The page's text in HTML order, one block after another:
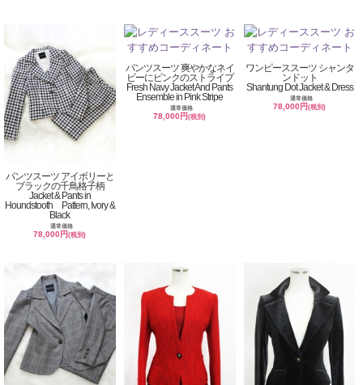
パンツスーツ アイボリーと
ブラックの千鳥格子柄
Jacket & Pants in
Houndstooth Pattern, Ivory &
Black
通常価格
78,000円(税別)
パンツスーツ 爽やかなネイ
ビーにピンクのストライプ
Fresh Navy Jacket And Pants
Ensemble in Pink Stripe
通常価格
78,000円(税別)
ワンピーススーツ シャンタ
ンドット
Shantung Dot Jacket & Dress
通常価格
78,000円(税別)